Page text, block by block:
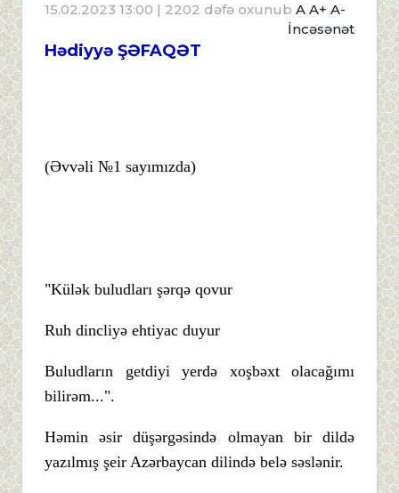
15.02.2023 13:00 | 2202 dəfə oxunub A A+ A-
İncəsənət
Hədiyyə ŞƏFAQƏT
(Əvvəli №1 sayımızda)
"Külək buludları şərqə qovur
Ruh dincliyə ehtiyac duyur
Buludların getdiyi yerdə xoşbəxt olacağımı
bilirəm...".
Həmin əsir düşərgəsində olmayan bir dildə
yazılmış şeir Azərbaycan dilində belə səslənir.